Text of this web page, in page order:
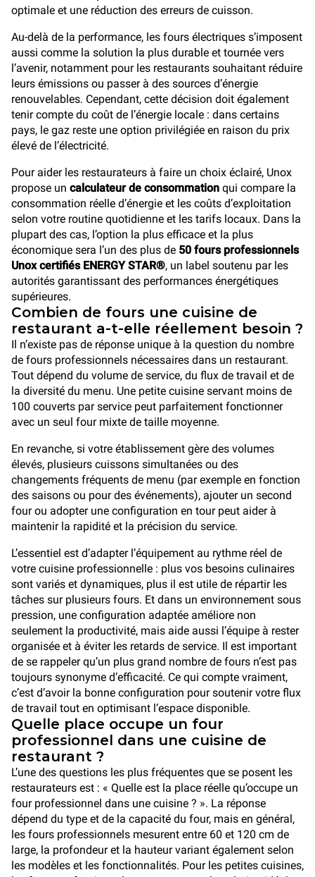
optimale et une réduction des erreurs de cuisson.
Au-delà de la performance, les fours électriques s’imposent
aussi comme la solution la plus durable et tournée vers
l’avenir, notamment pour les restaurants souhaitant réduire
leurs émissions ou passer à des sources d’énergie
renouvelables. Cependant, cette décision doit également
tenir compte du coût de l’énergie locale : dans certains
pays, le gaz reste une option privilégiée en raison du prix
élevé de l’électricité.
Pour aider les restaurateurs à faire un choix éclairé, Unox
propose un calculateur de consommation qui compare la
consommation réelle d’énergie et les coûts d’exploitation
selon votre routine quotidienne et les tarifs locaux. Dans la
plupart des cas, l’option la plus efficace et la plus
économique sera l’un des plus de 50 fours professionnels
Unox certifiés ENERGY STAR®, un label soutenu par les
autorités garantissant des performances énergétiques
supérieures.
Combien de fours une cuisine de
restaurant a-t-elle réellement besoin ?
Il n’existe pas de réponse unique à la question du nombre
de fours professionnels nécessaires dans un restaurant.
Tout dépend du volume de service, du flux de travail et de
la diversité du menu. Une petite cuisine servant moins de
100 couverts par service peut parfaitement fonctionner
avec un seul four mixte de taille moyenne.
En revanche, si votre établissement gère des volumes
élevés, plusieurs cuissons simultanées ou des
changements fréquents de menu (par exemple en fonction
des saisons ou pour des événements), ajouter un second
four ou adopter une configuration en tour peut aider à
maintenir la rapidité et la précision du service.
L’essentiel est d’adapter l’équipement au rythme réel de
votre cuisine professionnelle : plus vos besoins culinaires
sont variés et dynamiques, plus il est utile de répartir les
tâches sur plusieurs fours. Et dans un environnement sous
pression, une configuration adaptée améliore non
seulement la productivité, mais aide aussi l’équipe à rester
organisée et à éviter les retards de service. Il est important
de se rappeler qu’un plus grand nombre de fours n’est pas
toujours synonyme d’efficacité. Ce qui compte vraiment,
c’est d’avoir la bonne configuration pour soutenir votre flux
de travail tout en optimisant l’espace disponible.
Quelle place occupe un four
professionnel dans une cuisine de
restaurant ?
L’une des questions les plus fréquentes que se posent les
restaurateurs est : « Quelle est la place réelle qu’occupe un
four professionnel dans une cuisine ? ». La réponse
dépend du type et de la capacité du four, mais en général,
les fours professionnels mesurent entre 60 et 120 cm de
large, la profondeur et la hauteur variant également selon
les modèles et les fonctionnalités. Pour les petites cuisines,